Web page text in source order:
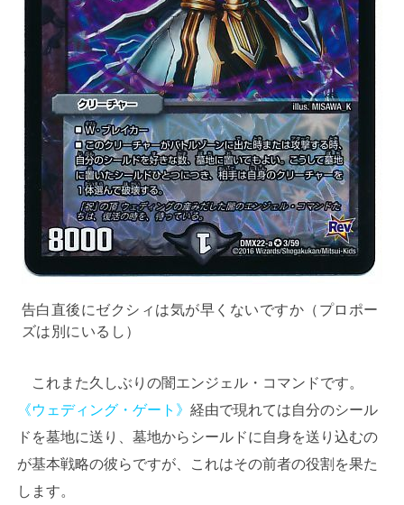
告白直後にゼクシィは気が早くないですか（プロポー
ズは別にいるし）
これまた久しぶりの闇エンジェル・コマンドです。
《ウェディング・ゲート》 経由で現れては自分のシール
ドを墓地に送り、墓地からシールドに自身を送り込むの
が基本戦略の彼らですが、これはその前者の役割を果た
します。